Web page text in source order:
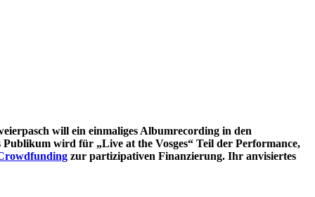
will ein einmaliges Albumrecording in den
Publikum wird für „Live at the Vosges“ Teil der Performance,
zur partizipativen Finanzierung. Ihr anvisiertes